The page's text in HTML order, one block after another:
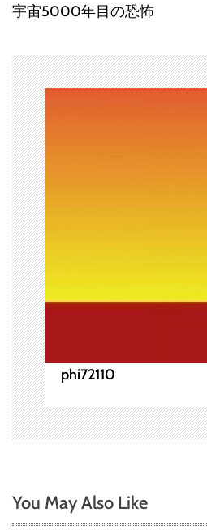
ゲ
ー
シ
ョ
ン
宇宙5000年目の恐怖
phi72110
You May Also Like